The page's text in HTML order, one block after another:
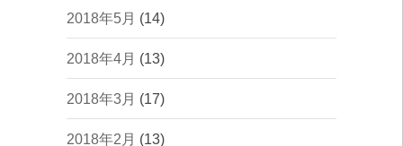
2018年5月 (14)
2018年4月 (13)
2018年3月 (17)
2018年2月 (13)